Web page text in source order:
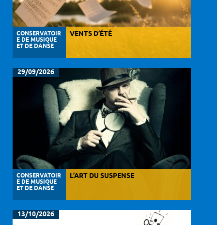
CONSERVATOIR
E DE MUSIQUE
ET DE DANSE
VENTS D’ÉTÉ
29/09/2026
CONSERVATOIR
E DE MUSIQUE
ET DE DANSE
L’ART DU SUSPENSE
13/10/2026